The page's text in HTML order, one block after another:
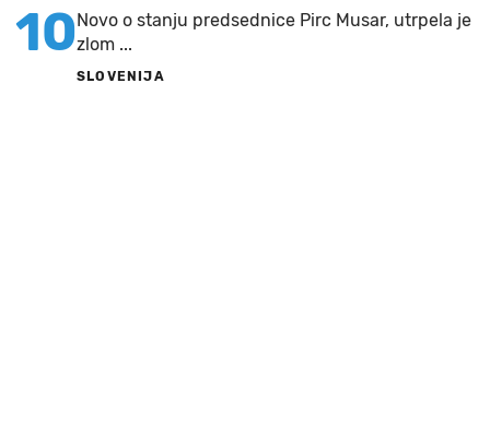
10Novo o stanju predsednice Pirc Musar, utrpela je
zlom ...
SLOVENIJA